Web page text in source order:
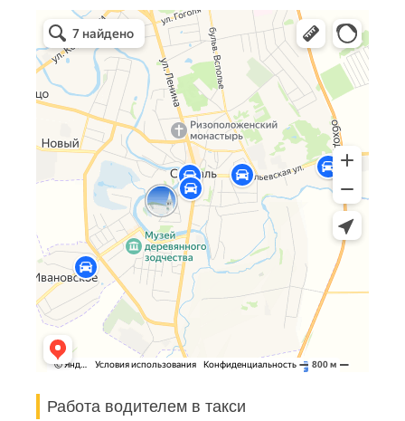
Работа водителем в такси